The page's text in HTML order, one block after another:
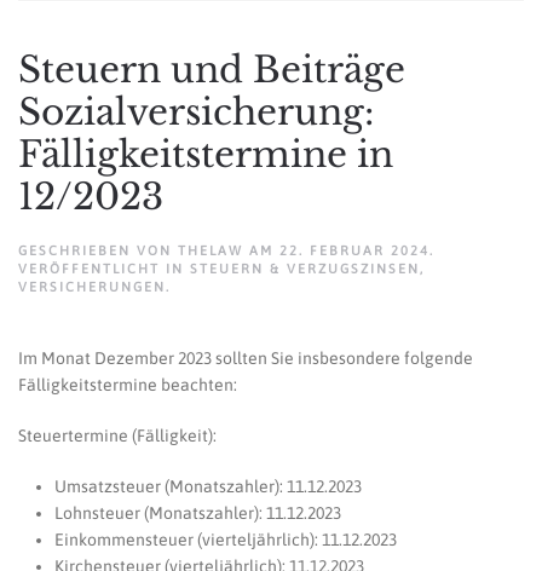
Steuern und Beiträge
Sozialversicherung:
Fälligkeitstermine in
12/2023
GESCHRIEBEN VON THELAW AM 22. FEBRUAR 2024 .
VERÖFFENTLICHT IN STEUERN & VERZUGSZINSEN ,
VERSICHERUNGEN .
Im Monat Dezember 2023 sollten Sie insbesondere folgende
Fälligkeitstermine beachten:
Steuertermine (Fälligkeit):
Umsatzsteuer (Monatszahler): 11.12.2023
Lohnsteuer (Monatszahler): 11.12.2023
Einkommensteuer (vierteljährlich): 11.12.2023
Kirchensteuer (vierteljährlich): 11.12.2023